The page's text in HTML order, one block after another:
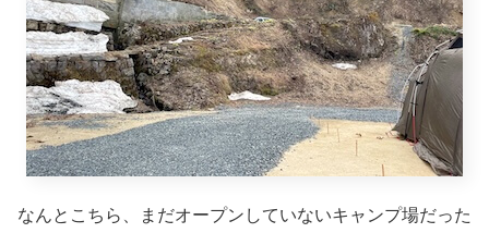
とりあえず旦那に紹介してみると・・・
「いいやん、予約してみよ」
即決。
遊び場がないというデメリットを軽く払拭しちゃうポイン